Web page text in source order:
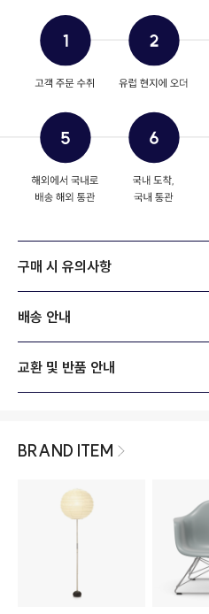
구매 시 유의사항
배송 안내
교환 및 반품 안내
BRAND ITEM